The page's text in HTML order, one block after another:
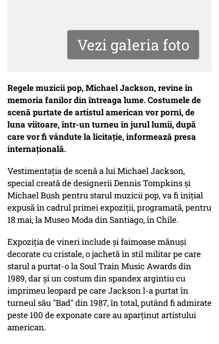
Vezi galeria foto
Regele muzicii pop, Michael Jackson, revine în
memoria fanilor din întreaga lume. Costumele de
scenă purtate de artistul american vor porni, de
luna viitoare, într-un turneu în jurul lumii, după
care vor fi vândute la licitație, informează presa
internațională.
Vestimentația de scenă a lui Michael Jackson,
special creată de designerii Dennis Tompkins și
Michael Bush pentru starul muzicii pop, va fi inițial
expusă în cadrul primei expoziții, programată, pentru
18 mai, la Museo Moda din Santiago, în Chile.
Expoziţia de vineri include și faimoase mănuşi
decorate cu cristale, o jachetă în stil militar pe care
starul a purtat-o la Soul Train Music Awards din
1989, dar şi un costum din spandex argintiu cu
imprimeu leopard pe care Jackson l-a purtat în
turneul său "Bad" din 1987, în total, putând fi admirate
peste 100 de exponate care au aparținut artistului
american.